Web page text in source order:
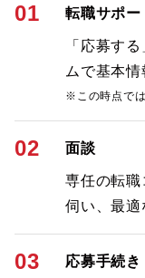
01 転職サポ
「応募す
ムで基本情
※この時点で
02 面談
専任の転
伺い、最適
03 応募手続き